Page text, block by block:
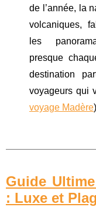
de l’année, la
volcaniques,
les
presque
destination
voyageurs qui
voyage Madère
Guide
: Luxe et